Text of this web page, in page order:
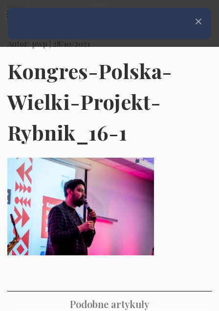
Autor: pwp | 28/10/2021
Kongres-Polska-
Wielki-Projekt-
Rybnik_16-1
Podobne artykuły
Zamknij